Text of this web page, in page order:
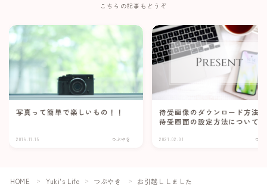
こちらの記事もどうぞ
写真って簡単で楽しいもの！！
2019.11.15 つぶやき
待受画像のダウンロード方法
待受画面の設定方法について
2021.02.01 つぶ
HOME ＞ Yuki's Life ＞ つぶやき ＞ お引越ししました